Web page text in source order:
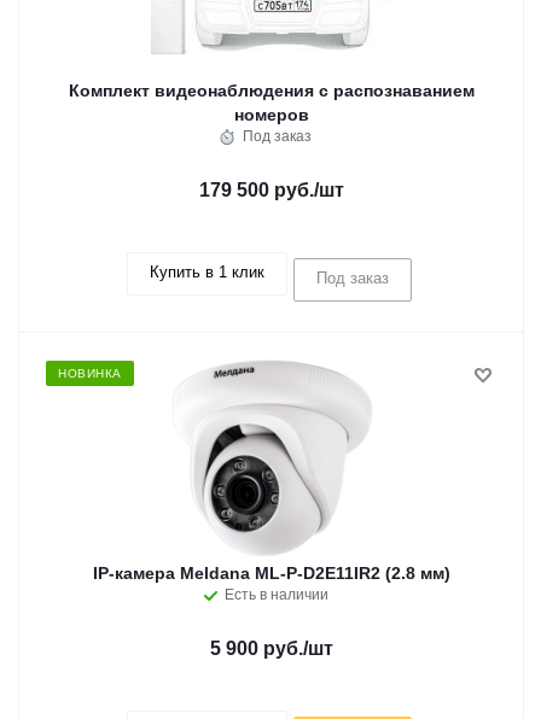
Комплект видеонаблюдения с распознаванием
номеров
Под заказ
179 500 руб./шт
Купить в 1 клик Под заказ
НОВИНКА
IP-камера Meldana ML-P-D2E11IR2 (2.8 мм)
Есть в наличии
5 900 руб./шт